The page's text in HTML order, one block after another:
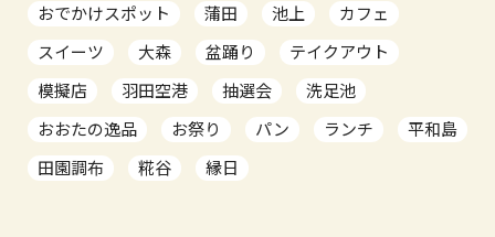
おでかけスポット
蒲田 池上
カフェ
スイーツ
大森 盆踊り
テイクアウト
模擬店
羽田空港 抽選会
洗足池
おおたの逸品
お祭り パン ランチ
平和島
田園調布
糀谷 縁日